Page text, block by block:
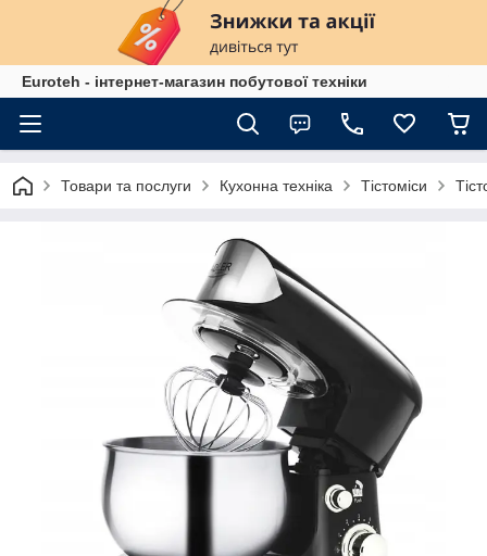
Euroteh - інтернет-магазин побутової техніки
Товари та послуги Кухонна техніка Тістоміси